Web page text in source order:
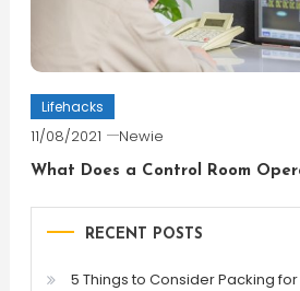
Lifehacks
11/08/2021 Newie
What Does a Control Room
RECENT POSTS
5 Things to Consider Packing for